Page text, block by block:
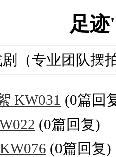
足
剧（专业团队摆
KW031 (0篇回
(0篇回复)
(0篇回复)